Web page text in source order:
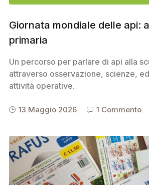
Giornata mondiale delle api:
primaria
Un percorso per parlare di api alla
attraverso osservazione, scienze,
attività operative.
13 Maggio 2026 1 Commento